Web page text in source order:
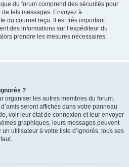
du forum comprend des sécurités pour
tels messages. Envoyez à
du courriel reçu. Il est très important
des informations sur l’expéditeur du
prendre les mesures nécessaires.
?
organiser les autres membres du forum.
seront affichés dans votre panneau
voir leur état de connexion et leur envoyer
graphiques, leurs messages peuvent
utilisateur à votre liste d’ignorés, tous ses